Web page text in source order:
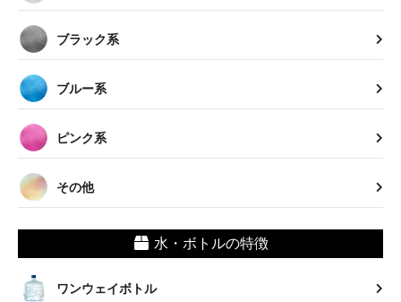
ブラック系
ブルー系
ピンク系
その他
水・ボトルの特徴
ワンウェイボトル